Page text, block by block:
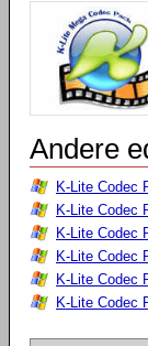
Andere
K-Lite Codec
K-Lite Codec
K-Lite Codec
K-Lite Codec
K-Lite Codec
K-Lite Codec